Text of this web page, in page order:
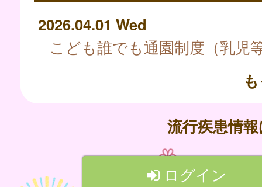
2026.04.01 Wed
流行疾患情
ログイン